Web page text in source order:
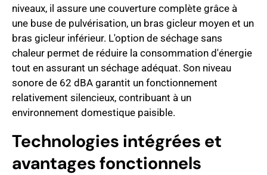
niveaux, il assure une couverture complète grâce à
une buse de pulvérisation, un bras gicleur moyen et un
bras gicleur inférieur. L'option de séchage sans
chaleur permet de réduire la consommation d'énergie
tout en assurant un séchage adéquat. Son niveau
sonore de 62 dBA garantit un fonctionnement
relativement silencieux, contribuant à un
environnement domestique paisible.
Technologies intégrées et
avantages fonctionnels